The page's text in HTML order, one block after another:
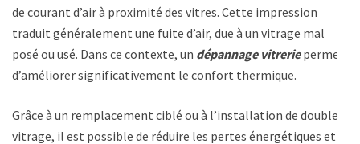
de courant d’air à proximité des vitres. Cette impression
traduit généralement une fuite d’air, due à un vitrage mal
posé ou usé. Dans ce contexte, un dépannage vitreriepermet
d’améliorer significativement le confort thermique.
Grâce à un remplacement ciblé ou à l’installation de double
vitrage, il est possible de réduire les pertes énergétiques et